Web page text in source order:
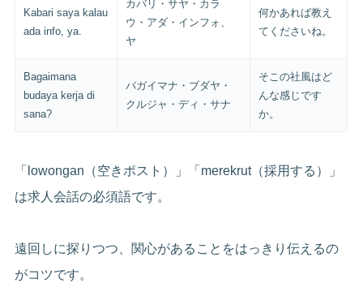
Kabari saya kalau
ada info, ya.
カバリ・サヤ・カラ
ウ・アダ・インフォ、
ヤ
何かあれば教え
てくださいね。
Bagaimana
budaya kerja di
sana?
バガイマナ・ブダヤ・
クルジャ・ディ・サナ
そこの社風はど
んな感じです
か。
「lowongan（空きポスト）」「merekrut（採用する）」
は求人会話の必須語です。
遠回しに探りつつ、関心があることをはっきり伝えるの
がコツです。